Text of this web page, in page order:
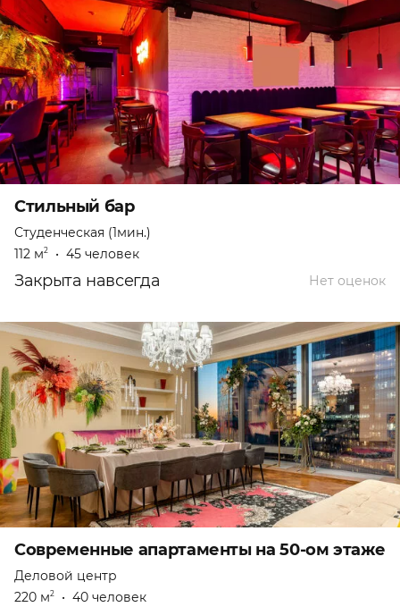
Стильный бар
Студенческая (1мин.)
112 м2 • 45 человек
Нет оценок
Закрыта навсегда
Современные апартаменты на 50-ом этаже
Деловой центр
220 м2 • 40 человек